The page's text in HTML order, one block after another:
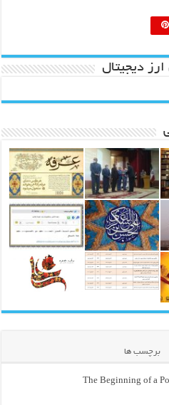
دیجیتال
برچسب ها
The Beginning of a